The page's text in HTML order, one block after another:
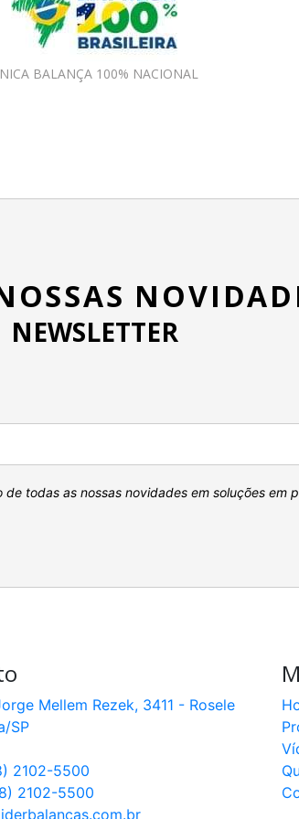
BALANÇA 100% NACIONAL
NEWSLETTER
todas as nossas novidades em soluções em
Mellem Rezek, 3411 - Rosele
SP
2102-5500
2102-5500